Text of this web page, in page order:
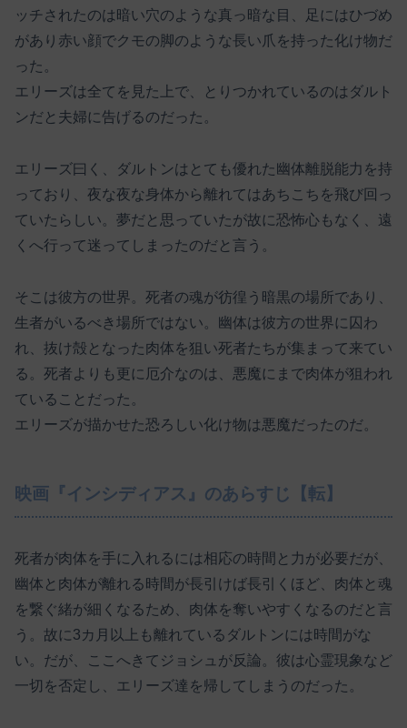
ッチされたのは暗い穴のような真っ暗な目、足にはひづめ
があり赤い顔でクモの脚のような長い爪を持った化け物だ
った。
エリーズは全てを見た上で、とりつかれているのはダルト
ンだと夫婦に告げるのだった。
エリーズ曰く、ダルトンはとても優れた幽体離脱能力を持
っており、夜な夜な身体から離れてはあちこちを飛び回っ
ていたらしい。夢だと思っていたが故に恐怖心もなく、遠
くへ行って迷ってしまったのだと言う。
そこは彼方の世界。死者の魂が彷徨う暗黒の場所であり、
生者がいるべき場所ではない。幽体は彼方の世界に囚わ
れ、抜け殻となった肉体を狙い死者たちが集まって来てい
る。死者よりも更に厄介なのは、悪魔にまで肉体が狙われ
ていることだった。
エリーズが描かせた恐ろしい化け物は悪魔だったのだ。
映画『インシディアス』のあらすじ【転】
死者が肉体を手に入れるには相応の時間と力が必要だが、
幽体と肉体が離れる時間が長引けば長引くほど、肉体と魂
を繋ぐ緒が細くなるため、肉体を奪いやすくなるのだと言
う。故に3カ月以上も離れているダルトンには時間がな
い。だが、ここへきてジョシュが反論。彼は心霊現象など
一切を否定し、エリーズ達を帰してしまうのだった。